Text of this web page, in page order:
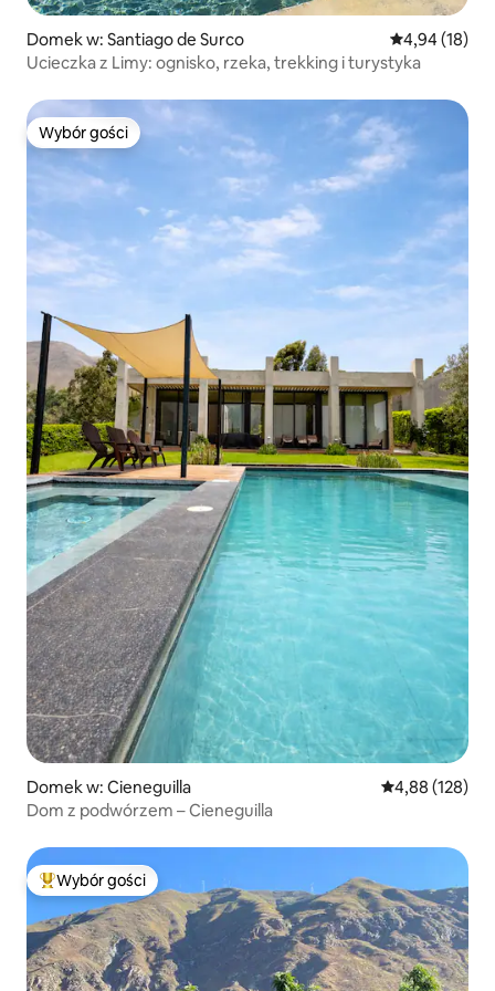
Domek w: Santiago de Surco Średnia
4,94 (18)
Ucieczka z Limy: ognisko, rzeka, trekking i turystyka
Wybór gości
Wybór gości
Domek w: Cieneguilla Średnia
4,88 (128)
Dom z podwórzem – Cieneguilla
Najpopularniejsze z kategorii Wybór gości
Wybór gości